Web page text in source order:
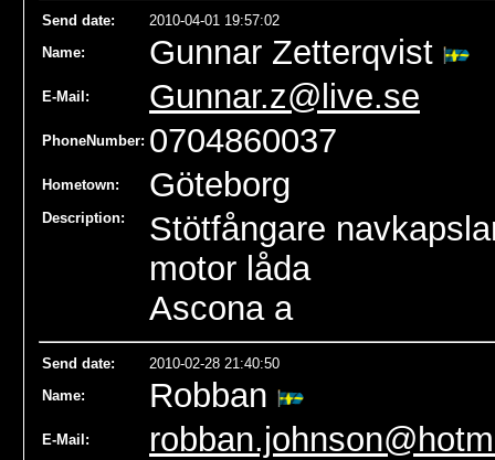
Send date:
2010-04-01 19:57:02
Name: Gunnar Zetterqvist
E-Mail: Gunnar.z@live.se
PhoneNumber: 0704860037
Hometown: Göteborg
Description:
Stötfångare
motor låda
Ascona a
Send date:
2010-02-28 21:40:50
Name: Robban
E-Mail: